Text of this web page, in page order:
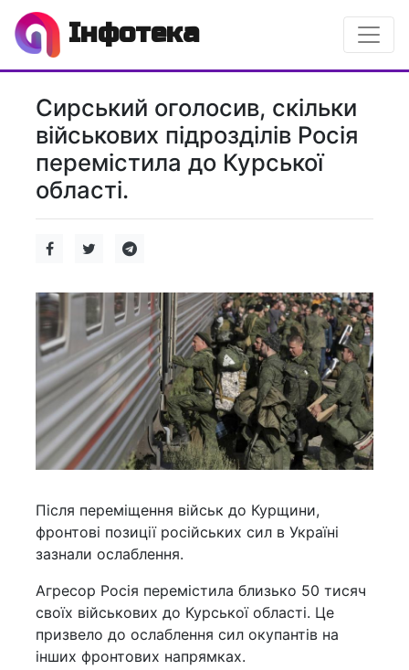
Інфотека
Сирський оголосив, скільки
військових підрозділів Росія
перемістила до Курської
області.
Після переміщення військ до Курщини,
фронтові позиції російських сил в Україні
зазнали ослаблення.
Агресор Росія перемістила близько 50 тисяч
своїх військових до Курської області. Це
призвело до ослаблення сил окупантів на
інших фронтових напрямках.